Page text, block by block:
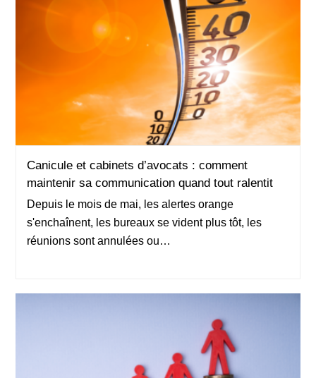
Canicule et cabinets d’avocats : comment
maintenir sa communication quand tout ralentit
Canicule et cabinets d’avocats : comment
maintenir sa communication quand tout ralentit
Depuis le mois de mai, les alertes orange
s'enchaînent, les bureaux se vident plus tôt, les
réunions sont annulées ou…